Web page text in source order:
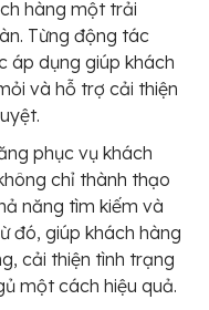
hàng một trải
Từng động tác
áp dụng giúp khách
và hỗ trợ cải thiện
phục vụ khách
chỉ thành thạo
năng tìm kiếm và
đó, giúp khách hàng
cải thiện tình trạng
một cách hiệu quả.